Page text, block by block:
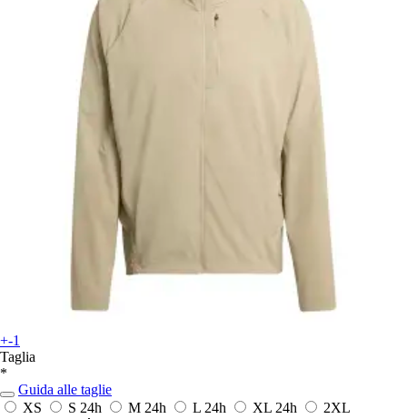
+-1
Taglia
*
Guida alle taglie
XS
S 24h M 24h L 24h XL 24h
2XL